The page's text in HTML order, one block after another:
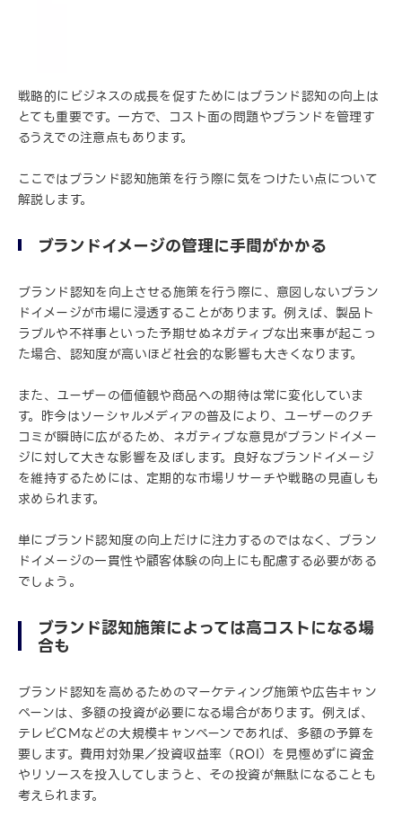
戦略的にビジネスの成長を促すためにはブランド認知の向上は
とても重要です。一方で、コスト面の問題やブランドを管理す
るうえでの注意点もあります。
ここではブランド認知施策を行う際に気をつけたい点について
解説します。
ブランドイメージの管理に手間がかかる
ブランド認知を向上させる施策を行う際に、意図しないブラン
ドイメージが市場に浸透することがあります。例えば、製品ト
ラブルや不祥事といった予期せぬネガティブな出来事が起こっ
た場合、認知度が高いほど社会的な影響も大きくなります。
また、ユーザーの価値観や商品への期待は常に変化していま
す。昨今はソーシャルメディアの普及により、ユーザーのクチ
コミが瞬時に広がるため、ネガティブな意見がブランドイメー
ジに対して大きな影響を及ぼします。良好なブランドイメージ
を維持するためには、定期的な市場リサーチや戦略の見直しも
求められます。
単にブランド認知度の向上だけに注力するのではなく、ブラン
ドイメージの一貫性や顧客体験の向上にも配慮する必要がある
でしょう。
ブランド認知施策によっては高コストになる場
合も
ブランド認知を高めるためのマーケティング施策や広告キャン
ペーンは、多額の投資が必要になる場合があります。例えば、
テレビCMなどの大規模キャンペーンであれば、多額の予算を
要します。費用対効果／投資収益率（ROI）を見極めずに資金
やリソースを投入してしまうと、その投資が無駄になることも
考えられます。